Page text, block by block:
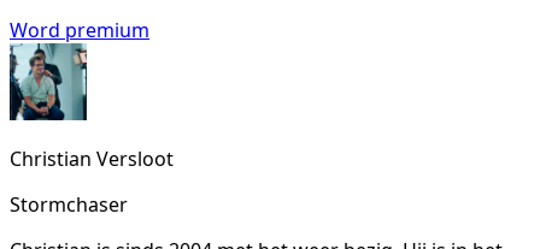
Word premium
Christian Versloot
Stormchaser